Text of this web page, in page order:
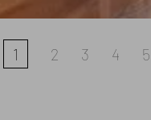
1 2 3 4 5